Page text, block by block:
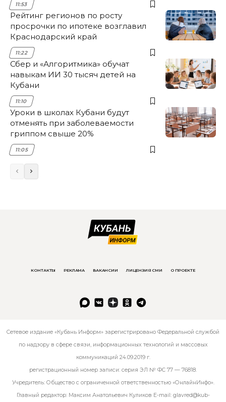
11:53
Рейтинг регионов по росту
просрочки по ипотеке возглавил
Краснодарский край
11:22
Сбер и «Алгоритмика» обучат
навыкам ИИ 30 тысяч детей на
Кубани
11:10
Уроки в школах Кубани будут
отменять при заболеваемости
гриппом свыше 20%
11:05
КОНТАКТЫ РЕКЛАМА ВАКАНСИИ ЛИЦЕНЗИЯ СМИ О ПРОЕКТЕ
Сетевое издание «Кубань Информ» зарегистрировано Федеральной службой
по надзору в сфере связи, информационных технологий и массовых
коммуникаций 24.09.2019 г.
регистрационный номер записи: серия ЭЛ № ФС 77 — 76818.
Учредитель: Общество с ограниченной ответственностью «ОнлайнИнфо».
Главный редактор: Максим Анатольевич Куликов E-mail: glavred@kub-